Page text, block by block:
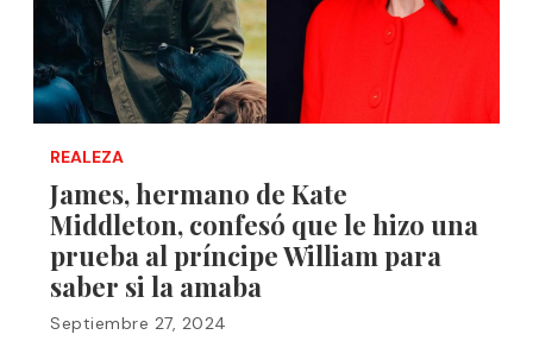
REALEZA
James, hermano de Kate
Middleton, confesó que le hizo una
prueba al príncipe William para
saber si la amaba
Septiembre 27, 2024